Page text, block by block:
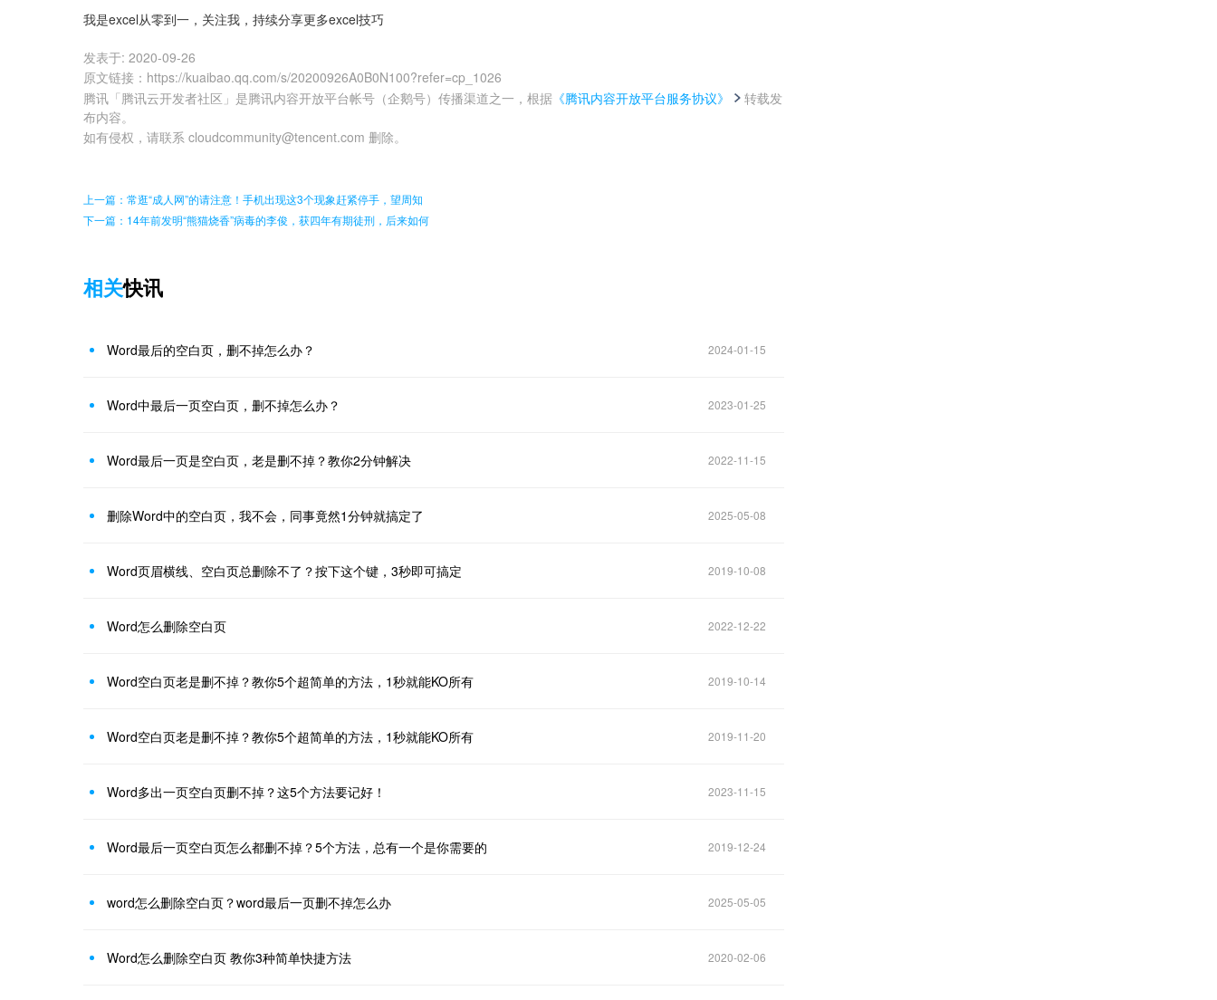
我是excel从零到一，关注我，持续分享更多excel技巧
发表于: 2020-09-26
原文链接 ： https://kuaibao.qq.com/s/20200926A0B0N100?refer=cp_1026
腾讯「腾讯云开发者社区」是腾讯内容开放平台帐号（企鹅号）传播渠道之一，根据 《腾讯内容开放平台服务协议》
转载发
布内容。
如有侵权，请联系 cloudcommunity@tencent.com 删除。
上一篇：常逛“成人网”的请注意！手机出现这3个现象赶紧停手，望周知
下一篇：14年前发明“熊猫烧香”病毒的李俊，获四年有期徒刑，后来如何
相关快讯
Word最后的空白页，删不掉怎么办？ 2024-01-15
Word中最后一页空白页，删不掉怎么办？ 2023-01-25
Word最后一页是空白页，老是删不掉？教你2分钟解决 2022-11-15
删除Word中的空白页，我不会，同事竟然1分钟就搞定了 2025-05-08
Word页眉横线、空白页总删除不了？按下这个键，3秒即可搞定 2019-10-08
Word怎么删除空白页 2022-12-22
Word空白页老是删不掉？教你5个超简单的方法，1秒就能KO所有 2019-10-14
Word空白页老是删不掉？教你5个超简单的方法，1秒就能KO所有 2019-11-20
Word多出一页空白页删不掉？这5个方法要记好！ 2023-11-15
Word最后一页空白页怎么都删不掉？5个方法，总有一个是你需要的 2019-12-24
word怎么删除空白页？word最后一页删不掉怎么办 2025-05-05
Word怎么删除空白页 教你3种简单快捷方法 2020-02-06